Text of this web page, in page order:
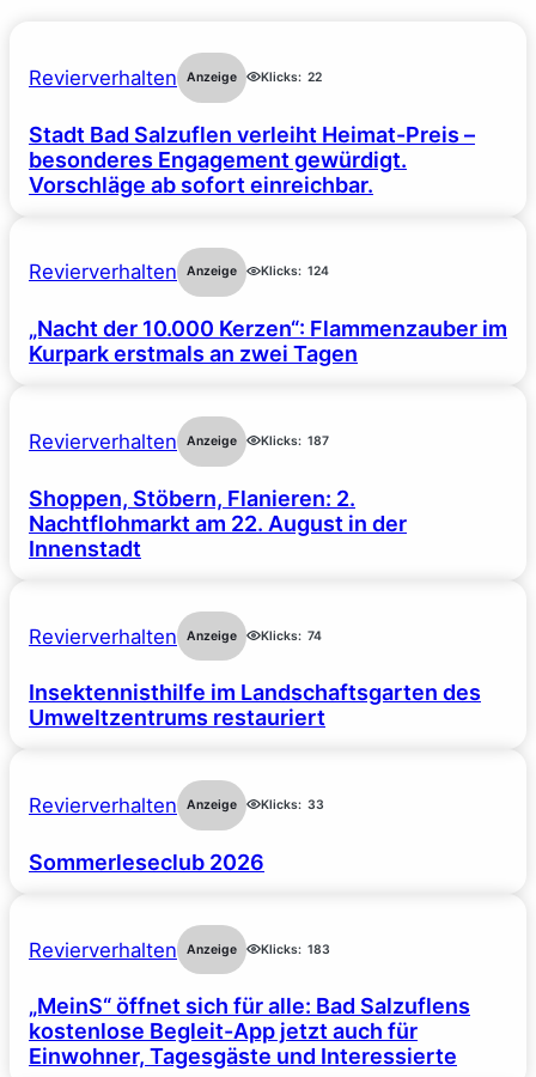
Revierverhalten Anzeige Klicks: 22
Stadt Bad Salzuflen verleiht Heimat-Preis –
besonderes Engagement gewürdigt.
Vorschläge ab sofort einreichbar.
Revierverhalten Anzeige Klicks: 124
„Nacht der 10.000 Kerzen“: Flammenzauber im
Kurpark erstmals an zwei Tagen
Revierverhalten Anzeige Klicks: 187
Shoppen, Stöbern, Flanieren: 2.
Nachtflohmarkt am 22. August in der
Innenstadt
Revierverhalten Anzeige Klicks: 74
Insektennisthilfe im Landschaftsgarten des
Umweltzentrums restauriert
Revierverhalten Anzeige Klicks: 33
Sommerleseclub 2026
Revierverhalten Anzeige Klicks: 183
„MeinS“ öffnet sich für alle: Bad Salzuflens
kostenlose Begleit-App jetzt auch für
Einwohner, Tagesgäste und Interessierte